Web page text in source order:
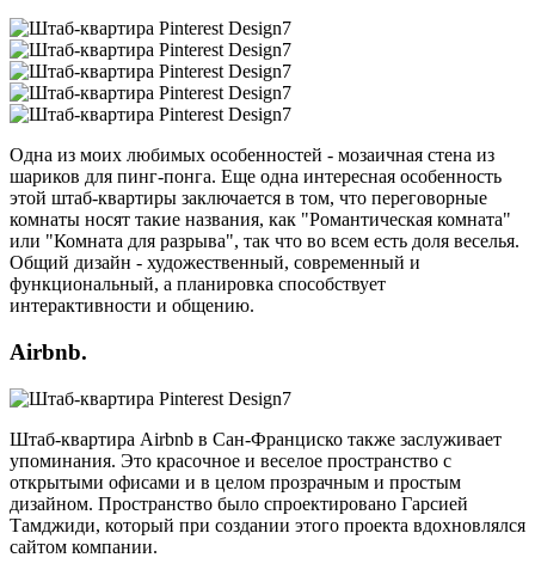
Одна из моих любимых особенностей - мозаичная стена из
шариков для пинг-понга. Еще одна интересная особенность
этой штаб-квартиры заключается в том, что переговорные
комнаты носят такие названия, как "Романтическая комната"
или "Комната для разрыва", так что во всем есть доля веселья.
Общий дизайн - художественный, современный и
функциональный, а планировка способствует
интерактивности и общению.
Airbnb.
Штаб-квартира Airbnb в Сан-Франциско также заслуживает
упоминания. Это красочное и веселое пространство с
открытыми офисами и в целом прозрачным и простым
дизайном. Пространство было спроектировано Гарсией
Тамджиди, который при создании этого проекта вдохновлялся
сайтом компании.